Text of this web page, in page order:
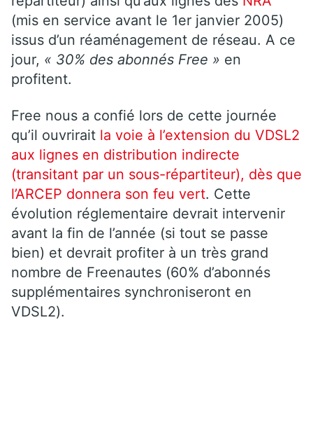
(mis en service avant le 1er janvier 2005)
issus d’un réaménagement de réseau. A ce
jour, « 30% des abonnés Free » en
profitent.
Free nous a confié lors de cette journée
qu’il ouvrirait la voie à l’extension du VDSL2
aux lignes en distribution indirecte
(transitant par un sous-répartiteur), dès que
l’ARCEP donnera son feu vert. Cette
évolution réglementaire devrait intervenir
avant la fin de l’année (si tout se passe
bien) et devrait profiter à un très grand
nombre de Freenautes (60% d’abonnés
supplémentaires synchroniseront en
VDSL2).